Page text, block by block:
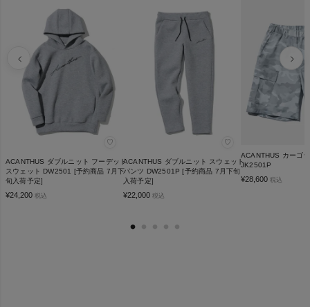
♡
ACANTHUS ダブルニット フーデッド
スウェット DW2501 [予約商品 7月下
旬入荷予定]
¥24,200 税込
♡
ACANTHUS ダブルニット スウェット
パンツ DW2501P [予約商品 7月下旬
入荷予定]
¥22,000 税込
ACANTHUS カーゴ
JK2501P
¥28,600 税込